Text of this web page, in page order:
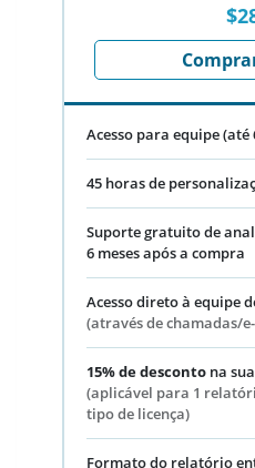
Acesso para equipe (até
45 horas de
Suporte gratuito de
6 meses após a compra
Acesso direto à equipe
(através de chamadas/
15% de desconto na
(aplicável para 1
tipo de licença)
Formato do relatório